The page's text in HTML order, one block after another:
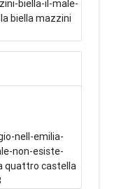
biella-il-male-
biella mazzini
nell-emilia-
non-esiste-
quattro castella